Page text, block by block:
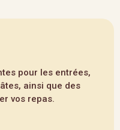
pour les entrées,
ainsi que des
vos repas.